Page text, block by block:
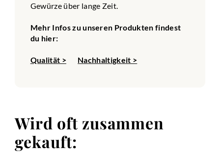
Gewürze über lange Zeit.
Mehr Infos zu unseren Produkten findest
du hier:
Qualität > Nachhaltigkeit >
Wird oft zusammen
gekauft: